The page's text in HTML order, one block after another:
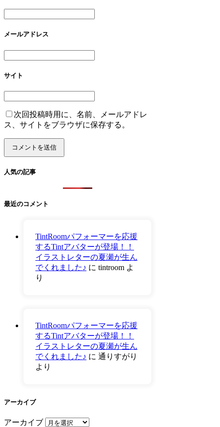
メールアドレス
サイト
次回投稿時用に、名前、メールアドレ
ス、サイトをブラウザに保存する。
人気の記事
最近のコメント
TintRoomパフォーマーを応援
するTintアバターが登場！！
イラストレターの夏瀬が生ん
でくれました♪ に tintroom よ
り
TintRoomパフォーマーを応援
するTintアバターが登場！！
イラストレターの夏瀬が生ん
でくれました♪ に 通りすがり
より
アーカイブ
アーカイブ